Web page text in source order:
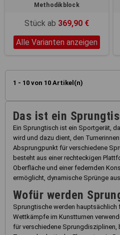
Methodikblock
Stück ab 369,90 €
Alle Varianten anzeigen
1 - 10 von 10 Artikel(n)
Das ist ein
Ein Sprungtisch ist ein Sportgerät,
wird und dazu dient, den
Absprungpunkt für verschiedene
besteht aus einer rechteckigen
Oberfläche und einer federnden
ermöglicht, dynamische Sprünge
Wofür werden
Sprungtische werden hauptsächlich
Wettkämpfe im Kunstturnen
für verschiedene Sprungdisziplinen,